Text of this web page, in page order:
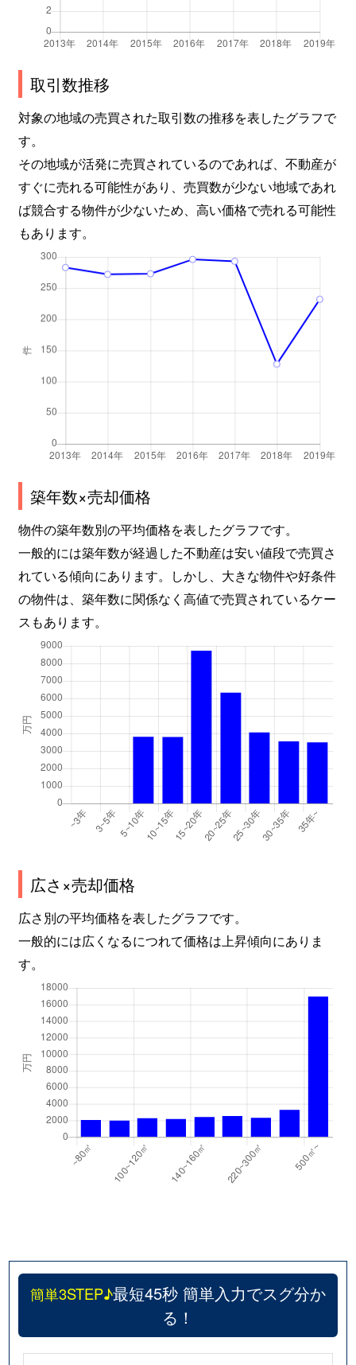
取引数推移
対象の地域の売買された取引数の推移を表したグラフで
す。
その地域が活発に売買されているのであれば、不動産が
すぐに売れる可能性があり、売買数が少ない地域であれ
ば競合する物件が少ないため、高い価格で売れる可能性
もあります。
築年数×売却価格
物件の築年数別の平均価格を表したグラフです。
一般的には築年数が経過した不動産は安い値段で売買さ
れている傾向にあります。しかし、大きな物件や好条件
の物件は、築年数に関係なく高値で売買されているケー
スもあります。
広さ×売却価格
広さ別の平均価格を表したグラフです。
一般的には広くなるにつれて価格は上昇傾向にありま
す。
簡単3STEP♪最短45秒 簡単入力でスグ分か
る！